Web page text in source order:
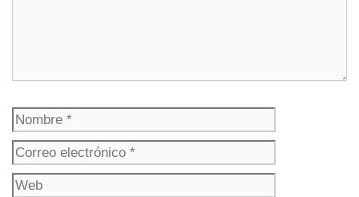
Nombre
electrónico